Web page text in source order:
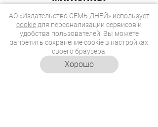
АО «Издательство СЕМЬ ДНЕЙ» использует
cookie для персонализации сервисов и
удобства пользователей. Вы можете
запретить сохранение cookie в настройках
своего браузера.
Хорошо